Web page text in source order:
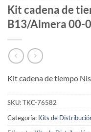
Kit cadena de
B13/Almera 00-
Kit cadena de tiempo
SKU:TKC-76582
Categoría: Kits de